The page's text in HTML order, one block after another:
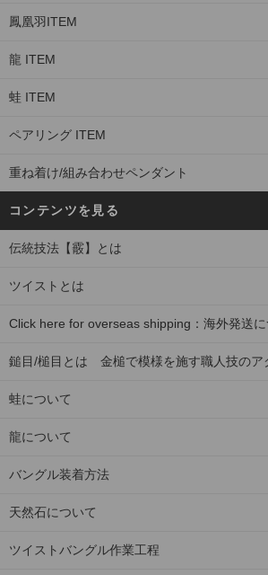
鳳凰羽ITEM
龍 ITEM
蛙 ITEM
ペアリング ITEM
重ね着け/組み合わせペンダント
コンテンツを見る
伝統技法【霰】とは
ツイストとは
Click here for overseas shipping：海外発送に
鎚目/槌目とは 金槌で模様を施す職人技のア
蛙について
龍について
バングル装着方法
天然石について
ツイストバングル作業工程